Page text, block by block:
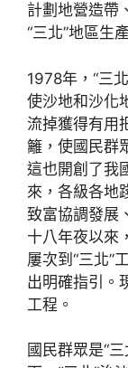
計劃地營造帶
“三北”地區生
1978年，“三
使沙地和沙化
流掉獲得有用
籬，使國民群
這也開創了我
來，各級各地
致富協調發展
十八年夜以來
屢次到“三北”
出明確指引。
工程。
國民群眾是“